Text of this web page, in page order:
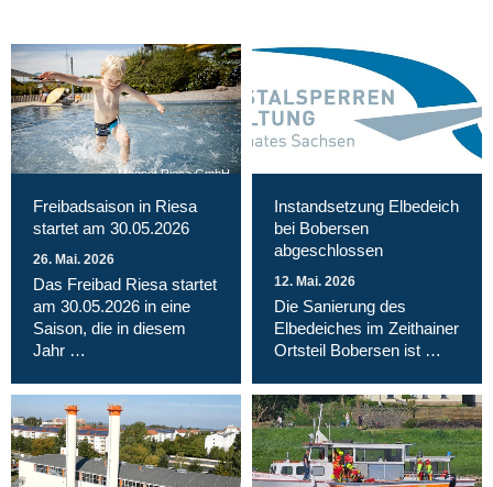
Magnet Riesa GmbH
Freibadsaison in Riesa
startet am 30.05.2026
26. Mai. 2026
Das Freibad Riesa startet
am 30.05.2026 in eine
Saison, die in diesem
Jahr …
Instandsetzung Elbedeich
bei Bobersen
abgeschlossen
12. Mai. 2026
Die Sanierung des
Elbedeiches im Zeithainer
Ortsteil Bobersen ist …